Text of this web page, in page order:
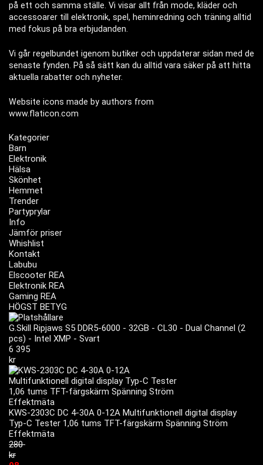
på ett och samma ställe. Vi visar allt från mode, kläder och
accessoarer till elektronik, spel, heminredning och träning alltid
med fokus på bra erbjudanden.
Vi går regelbundet igenom butiker och uppdaterar sidan med de
senaste fynden. På så sätt kan du alltid vara säker på att hitta
aktuella rabatter och nyheter.
Website icons made by authors from
www.flaticon.com
Kategorier
Barn
Elektronik
Hälsa
Skönhet
Hemmet
Trender
Partyprylar
Info
Jämför priser
Whishlist
Kontakt
Labubu
Elscooter REA
Elektronik REA
Gaming REA
HÖGST BETYG
G.Skill Ripjaws S5 DDR5-6000 - 32GB - CL30 - Dual Channel (2
pcs) - Intel XMP - Svart
6 395
kr
KWS-2303C DC 4-30A 0-12A Multifunktionell digital display
Typ-C Tester 1,06 tums TFT-färgskärm Spänning Ström
Effektmäta
280
kr